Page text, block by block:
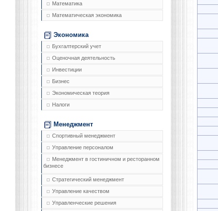
Математика
Математическая экономика
Экономика
Бухгалтерский учет
Оценочная деятельность
Инвестиции
Бизнес
Экономическая теория
Налоги
Менеджмент
Спортивный менеджмент
Управление персоналом
Менеджмент в гостиничном и ресторанном
бизнесе
Стратегический менеджмент
Управление качеством
Управленческие решения